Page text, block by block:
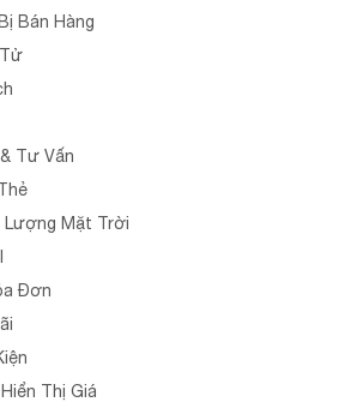
Bán Hàng
Tư Vấn
Lượng Mặt Trời
Đơn
Thị Giá